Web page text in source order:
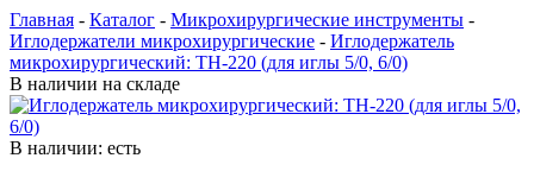
Главная - Каталог - Микрохирургические инструменты -
Иглодержатели микрохирургические - Иглодержатель
микрохирургический: TH-220 (для иглы 5/0, 6/0)
В наличии на складе
В наличии: есть